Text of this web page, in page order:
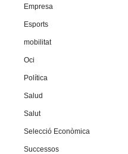
Empresa
Esports
mobilitat
Oci
Política
Salud
Salut
Selecció Econòmica
Successos